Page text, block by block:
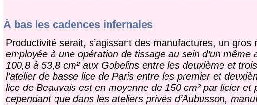
À bas les cadences infernales
Productivité serait, s’agissant des manufactures, un gros
employée à une opération de tissage au sein d’un
100,8 à 53,8 cm² aux Gobelins entre les deuxième et
l’atelier de basse lice de Paris entre les premier et
lice de Beauvais est en moyenne de 150 cm² par licier et
cependant que dans les ateliers privés d’Aubusson,